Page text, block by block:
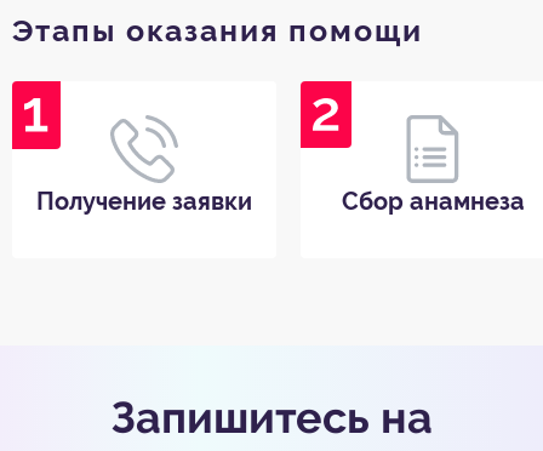
Этапы оказания помощи
Получение заявки Сбор анамнеза
Запишитесь на